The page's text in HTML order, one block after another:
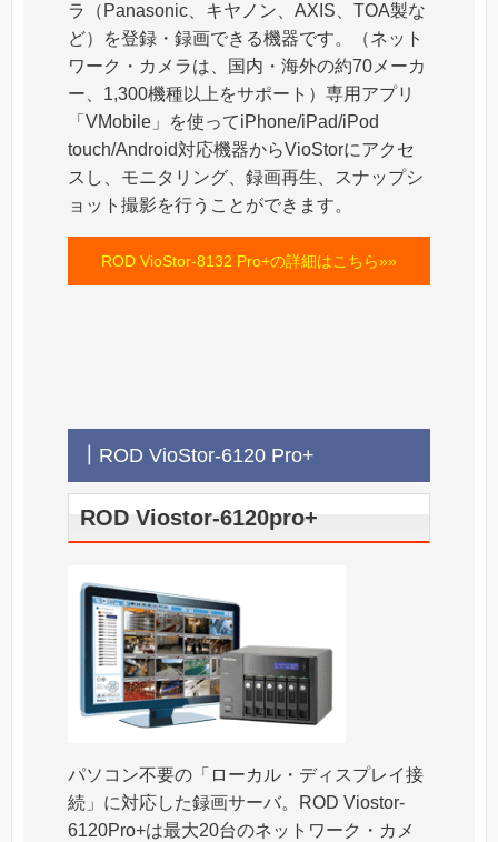
ラ（Panasonic、キヤノン、AXIS、TOA製な
ど）を登録・録画できる機器です。（ネット
ワーク・カメラは、国内・海外の約70メーカ
ー、1,300機種以上をサポート）専用アプリ
「VMobile」を使ってiPhone/iPad/iPod
touch/Android対応機器からVioStorにアクセ
スし、モニタリング、録画再生、スナップシ
ョット撮影を行うことができます。
ROD VioStor-8132 Pro+の詳細はこちら»»
┃ROD VioStor-6120 Pro+
ROD Viostor-6120pro+
パソコン不要の「ローカル・ディスプレイ接
続」に対応した録画サーバ。ROD Viostor-
6120Pro+は最大20台のネットワーク・カメ